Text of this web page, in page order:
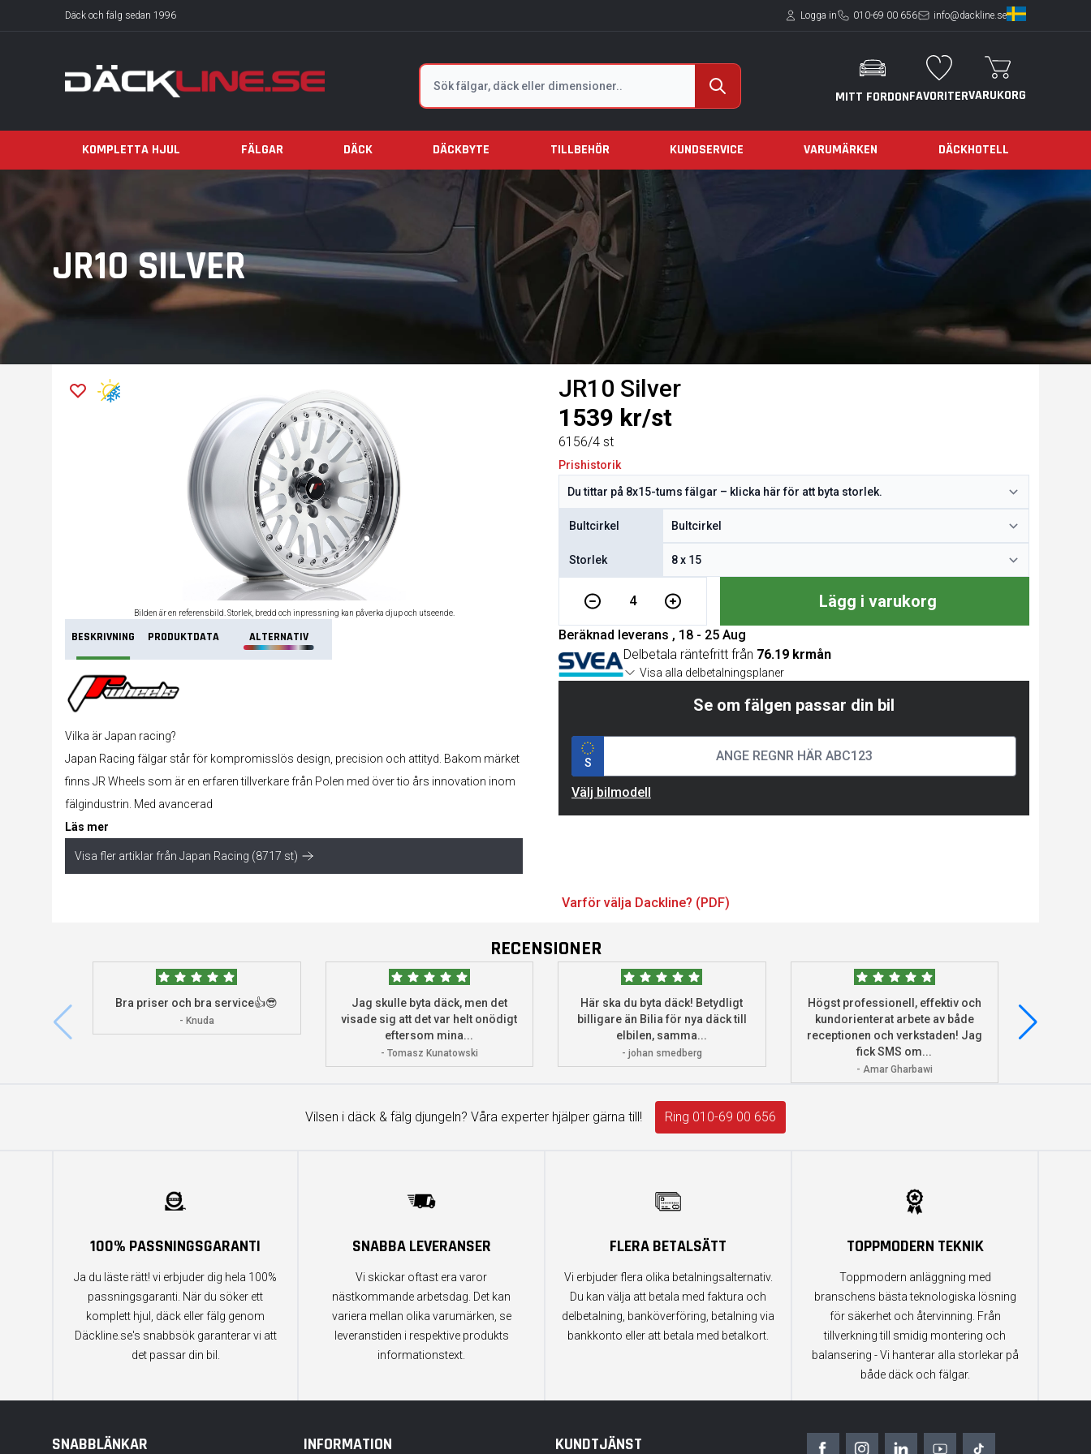
Däck och fälg sedan 1996 Logga in 010-69 00 656 info@dackline.se
Sök
MITT FORDONFAVORITERVARUKORG
KOMPLETTA HJUL FÄLGAR DÄCK DÄCKBYTE TILLBEHÖR KUNDSERVICE VARUMÄRKEN DÄCKHOTELL
JR10 SILVER
JR10 Silver
1539 kr/st
6156/4 st
Prishistorik
Bultcirkel
Storlek
4 Lägg i varukorg
Beräknad leverans , 18 - 25 Aug
Delbetala räntefritt från 76.19 krmån
Visa alla delbetalningsplaner
Se om fälgen passar din bil
S
Välj bilmodell
Bilden är en referensbild. Storlek, bredd och inpressning kan påverka djup och utseende.
BESKRIVNING PRODUKTDATA ALTERNATIV
Vilka är Japan racing?
Japan Racing fälgar står för kompromisslös design, precision och attityd. Bakom märket
finns JR Wheels som är en erfaren tillverkare från Polen med över tio års innovation inom
fälgindustrin. Med avancerad
Läs mer
Visa fler artiklar från Japan Racing (8717 st)
Varför välja Dackline? (PDF)
RECENSIONER
Bra priser och bra service👍😎
- Knuda
Jag skulle byta däck, men det
visade sig att det var helt onödigt
eftersom mina...
- Tomasz Kunatowski
Här ska du byta däck! Betydligt
billigare än Bilia för nya däck till
elbilen, samma...
- johan smedberg
Högst professionell, effektiv och
kundorienterat arbete av både
receptionen och verkstaden! Jag
fick SMS om...
- Amar Gharbawi
deras
Vilsen i däck & fälg djungeln? Våra experter hjälper gärna till! Ring 010-69 00 656
100% PASSNINGSGARANTI
Ja du läste rätt! vi erbjuder dig hela 100%
passningsgaranti. När du söker ett
komplett hjul, däck eller fälg genom
Däckline.se's snabbsök garanterar vi att
det passar din bil.
SNABBA LEVERANSER
Vi skickar oftast era varor
nästkommande arbetsdag. Det kan
variera mellan olika varumärken, se
leveranstiden i respektive produkts
informationstext.
FLERA BETALSÄTT
Vi erbjuder flera olika betalningsalternativ.
Du kan välja att betala med faktura och
delbetalning, banköverföring, betalning via
bankkonto eller att betala med betalkort.
TOPPMODERN TEKNIK
Toppmodern anläggning med
branschens bästa teknologiska lösning
för säkerhet och återvinning. Från
tillverkning till smidig montering och
balansering - Vi hanterar alla storlekar på
både däck och fälgar.
SNABBLÄNKAR INFORMATION KUNDTJÄNST